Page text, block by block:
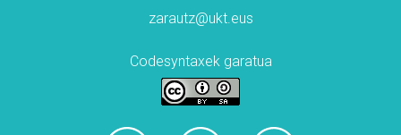
zarautz@ukt.eus
Codesyntaxek garatua